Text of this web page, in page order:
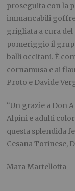
proseguita con la
immancabili
grigliata a cura del
pomeriggio il
balli occitani. È
cornamusa e ai
Proto e Davide
“Un grazie a Don
Alpini e adulti
questa splendida
Cesana Torinese,
Mara Martellotta